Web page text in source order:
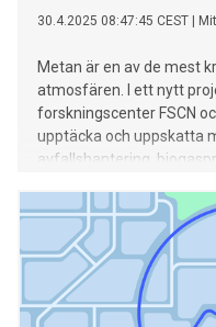
30.4.2025 08:47:45 CEST
Metan är en av de mest
atmosfären. I ett nytt
forskningscenter FSCN
upptäcka och uppskatta
avfallshantering,